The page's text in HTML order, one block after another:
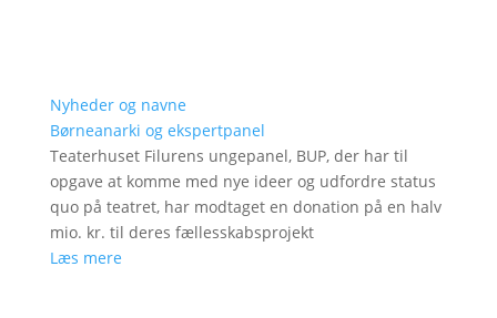
Nyheder og navne
Børneanarki og ekspertpanel
Teaterhuset Filurens ungepanel, BUP, der har til
opgave at komme med nye ideer og udfordre status
quo på teatret, har modtaget en donation på en halv
mio. kr. til deres fællesskabsprojekt
Læs mere